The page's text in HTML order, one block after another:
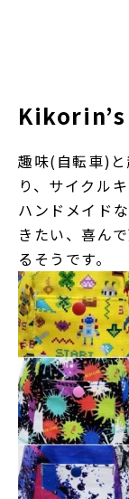
Kikorin’s
趣味(自転車)
り、サイクル
ハンドメイド
きたい、喜ん
るそうです。